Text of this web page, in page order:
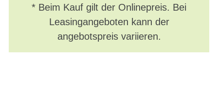
* Beim Kauf gilt der Onlinepreis. Bei
Leasingangeboten kann der
angebotspreis variieren.